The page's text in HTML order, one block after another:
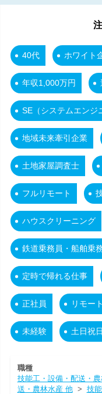
40代 ホワイト
年収1,000万円
SE（システムエンジ
地域未来牽引企業
土地家屋調査士
フルリモート
ハウスクリーニング
鉄道乗務員・船舶乗
定時で帰れる仕事
正社員 リモー
未経験 土日祝
職種
技能工・設備・配送・
送・農林水産 他> 技